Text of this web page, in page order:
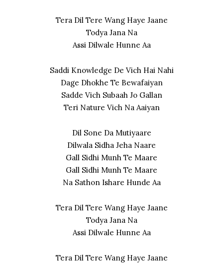
Tera Dil Tere Wang Haye Jaane
Todya Jana Na
Assi Dilwale Hunne Aa
Saddi Knowledge De Vich Hai Nahi
Dage Dhokhe Te Bewafaiyan
Sadde Vich Subaah Jo Gallan
Teri Nature Vich Na Aaiyan
Dil Sone Da Mutiyaare
Dilwala Sidha Jeha Naare
Gall Sidhi Munh Te Maare
Gall Sidhi Munh Te Maare
Na Sathon Ishare Hunde Aa
Tera Dil Tere Wang Haye Jaane
Todya Jana Na
Assi Dilwale Hunne Aa
Tera Dil Tere Wang Haye Jaane